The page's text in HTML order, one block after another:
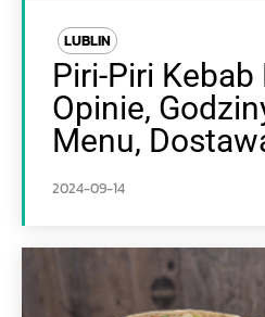
LUBLIN
Piri-Piri
Opinie,
Menu,
2024-09-14